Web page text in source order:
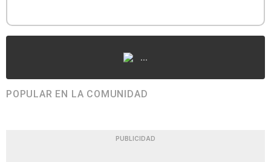
...
POPULAR EN LA COMUNIDAD
PUBLICIDAD